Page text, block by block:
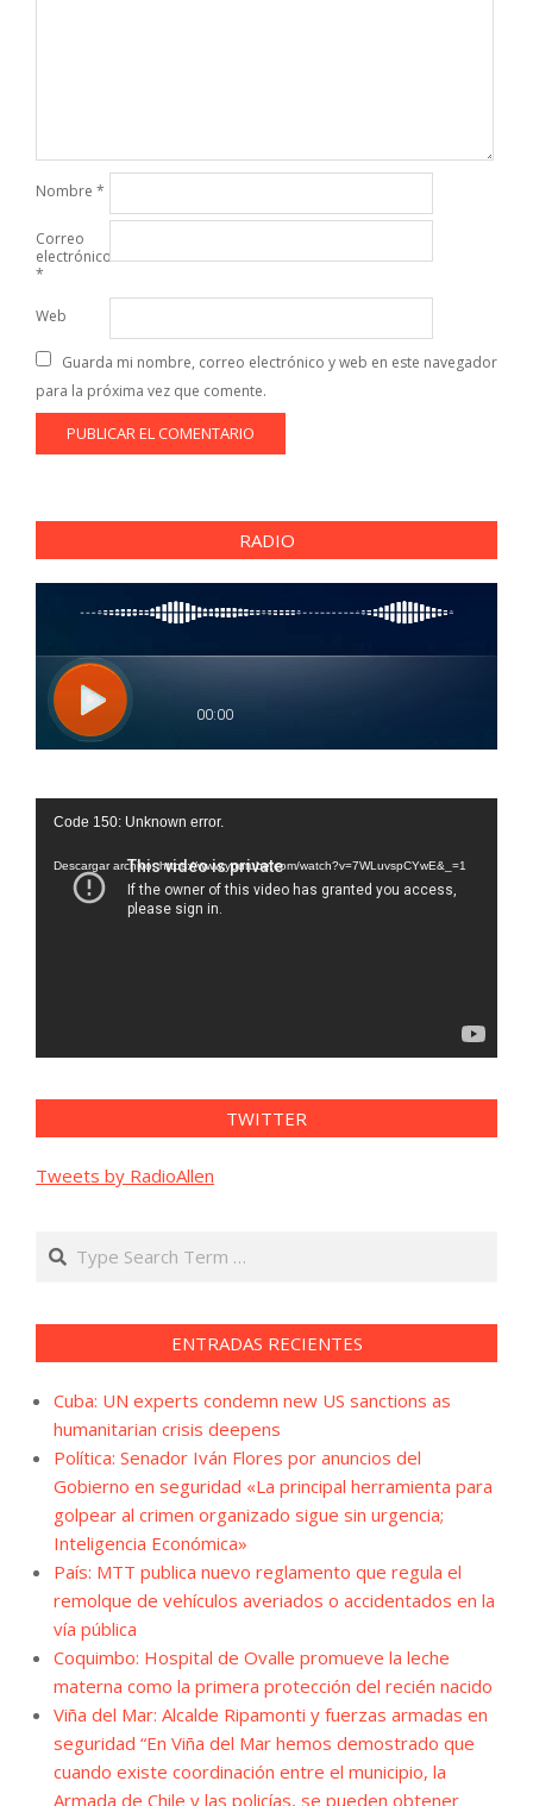
Nombre *
Correo
electrónico
*
Web
Guarda mi nombre, correo electrónico y web en este navegador
para la próxima vez que comente.
RADIO
Reproductor
vídeo
Code 150: Unknown error.
Descargar archivo: https://www.youtube.com/watch?v=7WLuvspCYwE&_=1
TWITTER
Tweets by RadioAllen
Search
ENTRADAS RECIENTES
Cuba: UN experts condemn new US sanctions as
humanitarian crisis deepens
Política: Senador Iván Flores por anuncios del
Gobierno en seguridad «La principal herramienta para
golpear al crimen organizado sigue sin urgencia;
Inteligencia Económica»
País: MTT publica nuevo reglamento que regula el
remolque de vehículos averiados o accidentados en la
vía pública
Coquimbo: Hospital de Ovalle promueve la leche
materna como la primera protección del recién nacido
Viña del Mar: Alcalde Ripamonti y fuerzas armadas en
seguridad “En Viña del Mar hemos demostrado que
cuando existe coordinación entre el municipio, la
Armada de Chile y las policías, se pueden obtener